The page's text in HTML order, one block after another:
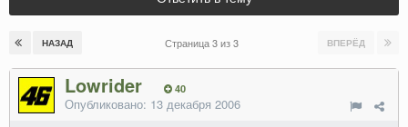
НАЗАД ВПЕРЁД
Страница 3 из 3
Lowrider 40
Опубликовано: 13 декабря 2006